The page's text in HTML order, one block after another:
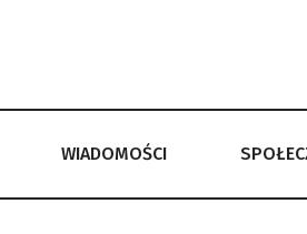
WIADOMOŚCI
SPOŁECZEŃSTWO